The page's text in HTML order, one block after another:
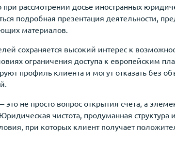
при рассмотрении досье иностранных
подробная презентация деятельности,
материалов.
сохраняется высокий интерес к
ограничения доступа к европейским
профиль клиента и могут отказать без
не просто вопрос открытия счета, а
чистота, продуманная структура и
при которых клиент получает